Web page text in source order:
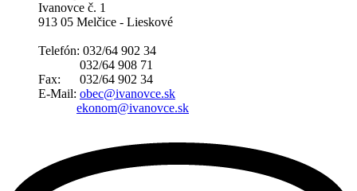
Ivanovce č. 1
913 05 Melčice - Lieskové
Telefón: 032/64 902 34
032/64 908 71
Fax: 032/64 902 34
E-Mail: obec@ivanovce.sk
ekonom@ivanovce.sk